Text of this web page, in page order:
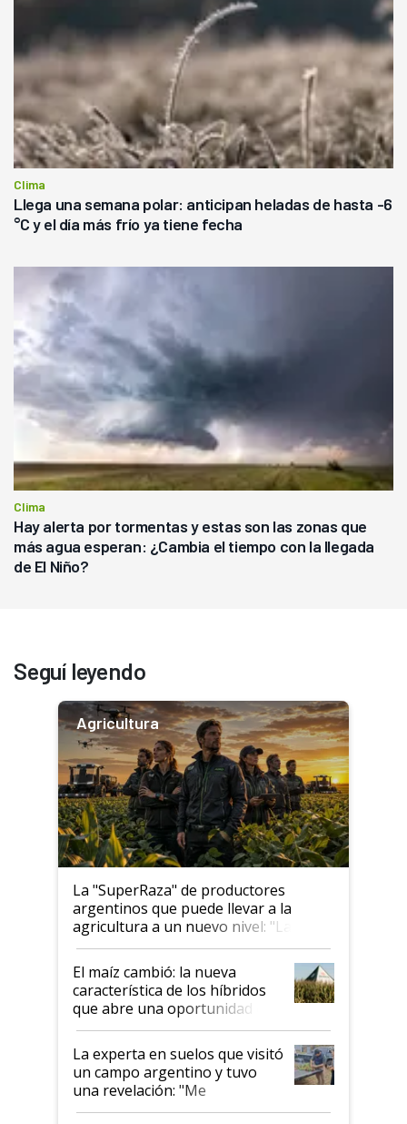
Clima
Llega una semana polar: anticipan heladas de hasta -6
°C y el día más frío ya tiene fecha
Clima
Hay alerta por tormentas y estas son las zonas que
más agua esperan: ¿Cambia el tiempo con la llegada
de El Niño?
Seguí leyendo
Agricultura
La "SuperRaza" de productores
argentinos que puede llevar a la
agricultura a un nuevo nivel: "Las
posibilidades de crecimiento son
infinitas"
El maíz cambió: la nueva
característica de los híbridos
que abre una oportunidad en
el lote
La experta en suelos que visitó
un campo argentino y tuvo
una revelación: "Me
impresionó mucho"